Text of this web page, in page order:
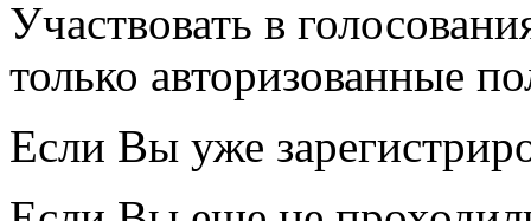
Участвовать в
только авторизованные
Если Вы уже